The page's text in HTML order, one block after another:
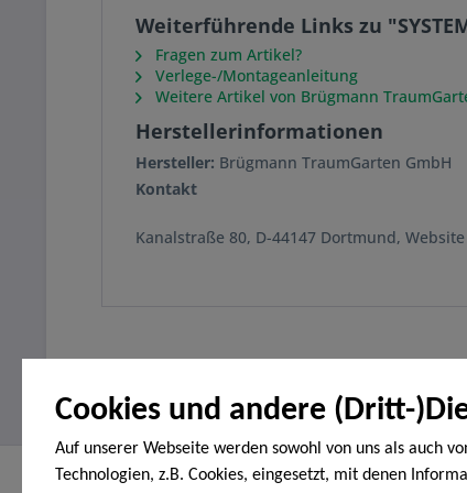
Cookies und andere (Dritt-
Auf unserer Webseite werden sowohl von uns als auch
Technologien, z.B. Cookies, eingesetzt, mit denen
Weiterführende Links zu
Fragen zum Artikel?
Verlege-/Montageanleitung
Weitere Artikel von Brügmann
Herstellerinformationen
Hersteller: Brügmann TraumGarten GmbH
Kontakt
Kanalstraße 80, D-44147 Dortmund,